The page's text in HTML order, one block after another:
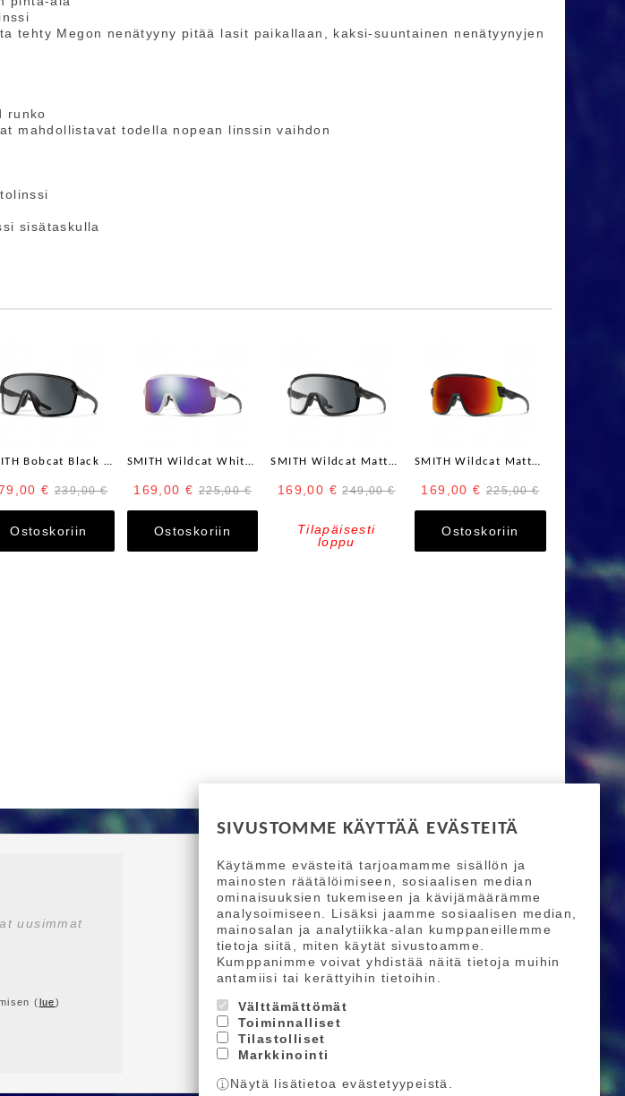
SIVUSTOMME KÄYTTÄÄ EVÄSTEITÄ
Käytämme evästeitä tarjoamamme sisällön ja
mainosten räätälöimiseen, sosiaalisen median
ominaisuuksien tukemiseen ja kävijämäärämme
analysoimiseen. Lisäksi jaamme sosiaalisen median,
mainosalan ja analytiikka-alan kumppaneillemme
tietoja siitä, miten käytät sivustoamme.
Kumppanimme voivat yhdistää näitä tietoja muihin
antamiisi tai kerättyihin tietoihin.
Välttämättömät
Toiminnalliset
Tilastolliset
Markkinointi
Näytä lisätietoa evästetyypeistä.
tehty Megon nenätyyny pitää lasit paikallaan, kaksi-suuntainen nenätyynyjen
runko
mahdollistavat todella nopean linssin vaihdon
sisätaskulla
SMITH Bobcat Black + Photochromic Clear to Gray ja Kirkas linssi
€ 239,00 €
Ostoskoriin
SMITH Wildcat White + ChromaPop Violet Mirror Lens / Clear AF
169,00 € 225,00 €
Ostoskoriin
SMITH Wildcat Matte Black + Photochromic Clear to Gray Lens ja kirkas linssi
169,00 € 249,00 €
Tilapäisesti
loppu
SMITH Wildcat Matte Black ChromaPop Red Mirror / Clear AF
169,00 € 225,00 €
Ostoskoriin
uusimmat
( lue)